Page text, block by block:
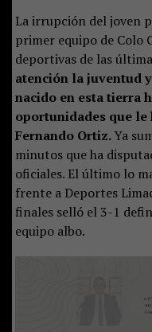
La irrupción del joven
primer equipo de Colo
deportivas de las
atención la juventud
nacido en esta tierra
oportunidades que le
Fernando Ortiz.Ya
minutos que ha
oficiales. El último lo
frente a Deportes
finales selló el 3-1
equipo albo.